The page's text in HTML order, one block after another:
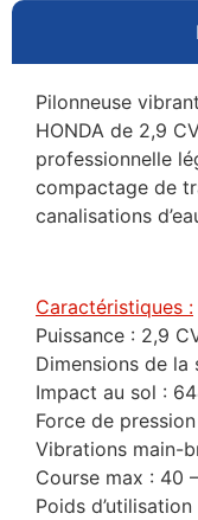
Pilonneuse
HONDA de 2,9
professionnelle
compactage de
canalisations
Caractéristiques :
Puissance : 2,9
Dimensions de
Impact au sol :
Force de
Vibrations main-
Course max : 40
Poids